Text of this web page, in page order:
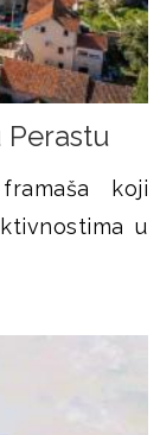
Perastu
koji
u